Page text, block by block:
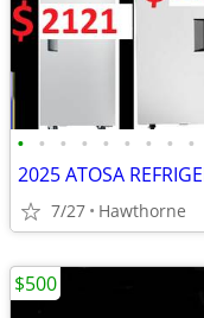
• • • • • • • • •
2025 ATOSA
7/27 Hawthorne
$500